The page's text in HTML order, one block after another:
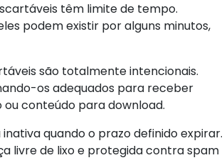
têm limite de tempo.
podem existir por alguns minutos,
são totalmente intencionais.
os adequados para receber
conteúdo para download.
quando o prazo definido expirar.
livre de lixo e protegida contra spam